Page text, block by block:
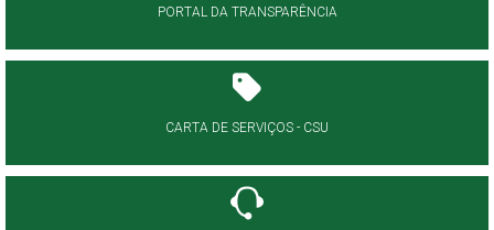
PORTAL DA TRANSPARÊNCIA
CARTA DE SERVIÇOS - CSU